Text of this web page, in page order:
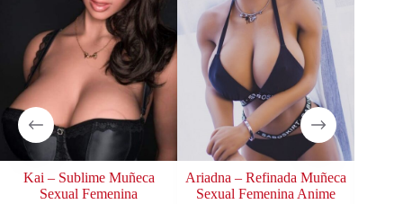
Kai – Sublime Muñeca
Sexual Femenina
Ariadna – Refinada Muñeca
Sexual Femenina Anime